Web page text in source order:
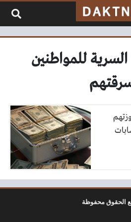
للمواطنين
الحقوق محفوظة